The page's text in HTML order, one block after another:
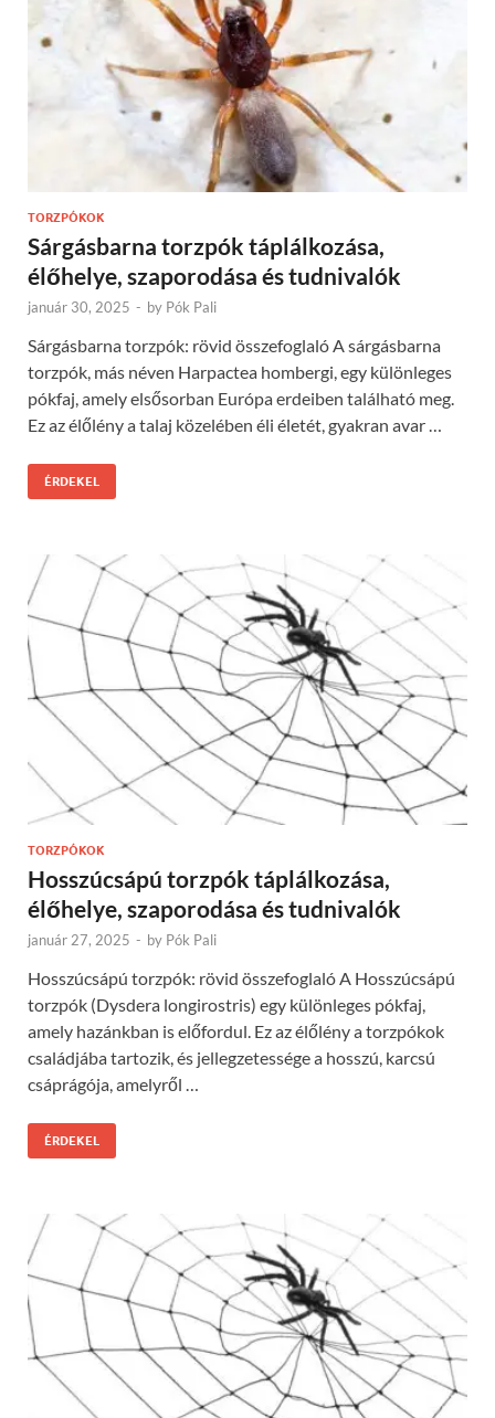
TORZPÓKOK
Sárgásbarna torzpók táplálkozása,
élőhelye, szaporodása és tudnivalók
január 30, 2025 - by Pók Pali
Sárgásbarna torzpók: rövid összefoglaló A sárgásbarna
torzpók, más néven Harpactea hombergi, egy különleges
pókfaj, amely elsősorban Európa erdeiben található meg.
Ez az élőlény a talaj közelében éli életét, gyakran avar …
ÉRDEKEL
TORZPÓKOK
Hosszúcsápú torzpók táplálkozása,
élőhelye, szaporodása és tudnivalók
január 27, 2025 - by Pók Pali
Hosszúcsápú torzpók: rövid összefoglaló A Hosszúcsápú
torzpók (Dysdera longirostris) egy különleges pókfaj,
amely hazánkban is előfordul. Ez az élőlény a torzpókok
családjába tartozik, és jellegzetessége a hosszú, karcsú
csáprágója, amelyről …
ÉRDEKEL